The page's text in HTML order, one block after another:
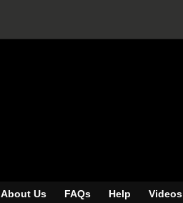
About Us FAQs Help Videos